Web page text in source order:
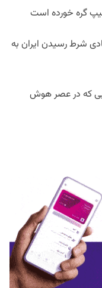
گره خورده است
شرط رسیدن ایران به
که در عصر هوش